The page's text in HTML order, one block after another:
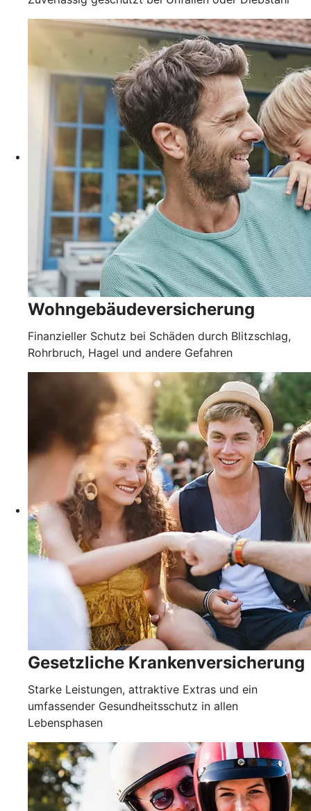
Wohngebäudever­sicherung
Finanzieller Schutz bei Schäden durch Blitzschlag,
Rohrbruch, Hagel und andere Gefahren
Gesetzliche Krankenver­sicherung
Starke Leistungen, attraktive Extras und ein
umfassender Gesundheitsschutz in allen
Lebensphasen